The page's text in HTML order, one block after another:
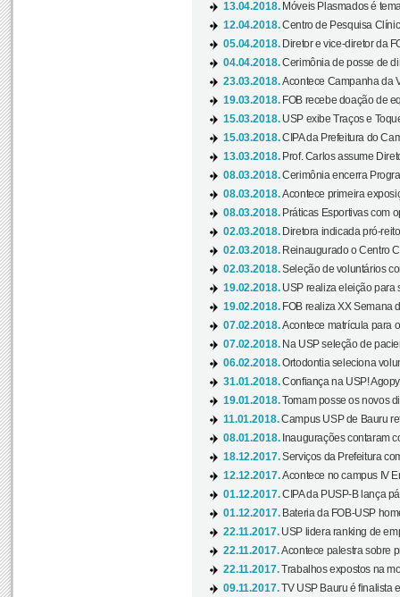
13.04.2018. Móveis Plasmados é
12.04.2018.Centro de Pesquisa
05.04.2018. Diretor e vice-diretor da
04.04.2018.Cerimônia de posse de
23.03.2018.Acontece Campanha da
19.03.2018. FOB recebe doação de
15.03.2018. USP exibe Traços e
15.03.2018.CIPA da Prefeitura do
13.03.2018. Prof. Carlos assume
08.03.2018.Cerimônia encerra
08.03.2018.Acontece primeira
08.03.2018. Práticas Esportivas com
02.03.2018. Diretora indicada pró-
02.03.2018. Reinaugurado o Centro
02.03.2018.Seleção de voluntários
19.02.2018. USP realiza eleição para
19.02.2018. FOB realiza XX Semana
07.02.2018.Acontece matrícula para
07.02.2018. Na USP seleção de
06.02.2018.Ortodontia seleciona
31.01.2018.Confiança na USP!
19.01.2018.Tomam posse os novos
11.01.2018.Campus USP de Bauru
08.01.2018. Inaugurações contaram
18.12.2017.Serviços da Prefeitura
12.12.2017.Acontece no campus IV
01.12.2017.CIPA da PUSP-B lança
01.12.2017. Bateria da FOB-USP
22.11.2017. USP lidera ranking de
22.11.2017.Acontece palestra sobre
22.11.2017.Trabalhos expostos na
09.11.2017.TV USP Bauru é finalista